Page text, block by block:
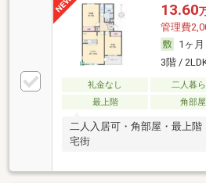
13.60
管理費
1ヶ月
3階 /
礼金なし 二人暮
最上階
角部屋
二人入居可・角部屋・最上
宅街